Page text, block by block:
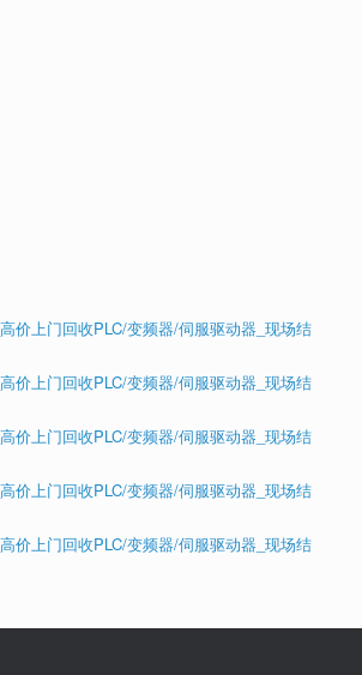
价上门回收PLC/变频器/伺服驱动器_现场结
价上门回收PLC/变频器/伺服驱动器_现场结
价上门回收PLC/变频器/伺服驱动器_现场结
价上门回收PLC/变频器/伺服驱动器_现场结
价上门回收PLC/变频器/伺服驱动器_现场结